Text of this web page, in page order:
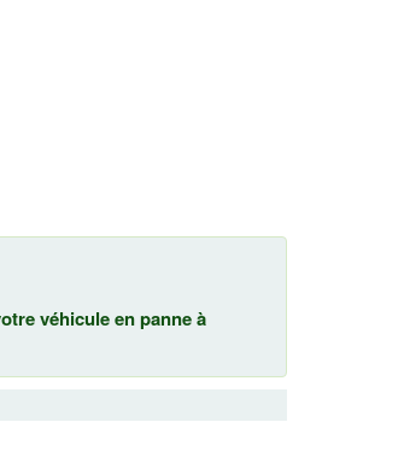
véhicule en panne à